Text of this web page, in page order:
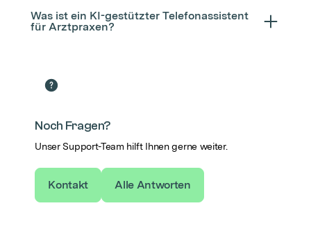
Was ist ein KI-gestützter Telefonassistent
für Arztpraxen?
Noch Fragen?
Unser Support-Team hilft Ihnen gerne weiter.
Kontakt Alle Antworten